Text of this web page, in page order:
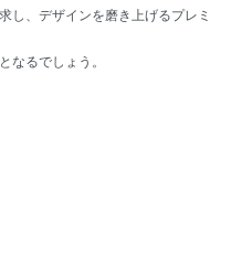
し、デザインを磨き上げるプレミ
なるでしょう。